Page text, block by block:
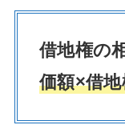
借地権の
価額×借